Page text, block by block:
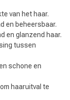
van het haar.
en beheersbaar.
en glanzend haar.
tussen
schone en
haaruitval te